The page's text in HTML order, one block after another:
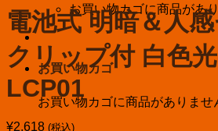
お買い物カゴに商品があり
お買い物カゴ
お買い物カゴに商品がありませ
電池式 明暗＆人
クリップ付 白色
LCP01
¥2,618 (税込)